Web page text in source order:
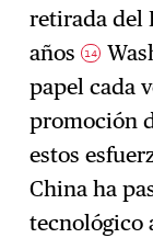
retirada del
años14
papel cada
promoción
estos
China ha
tecnológico